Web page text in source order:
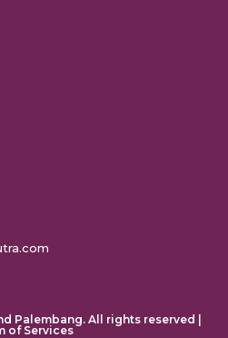
Palembang. All rights reserved |
of Services